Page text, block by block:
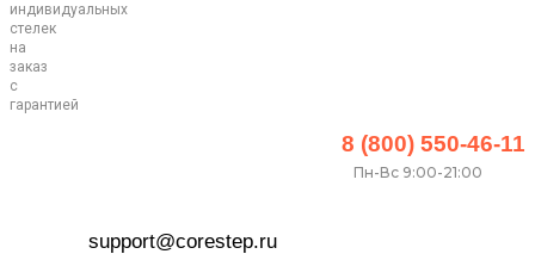
индивидуальных
стелек
на
заказ
с
гарантией
8 (800) 550-46-11
Пн-Вс 9:00-21:00
support@corestep.ru